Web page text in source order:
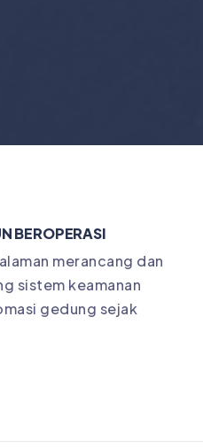
BEROPERASI
merancang dan
sistem keamanan
gedung sejak